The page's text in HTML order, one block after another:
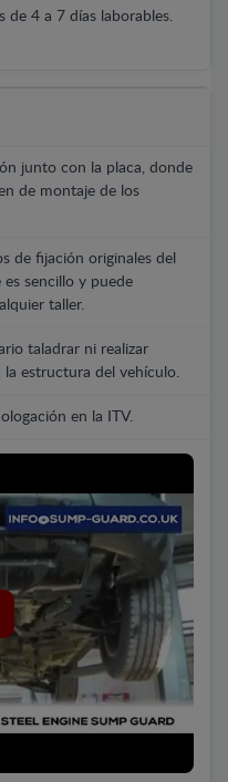
de 4 a 7 días laborables.
junto con la placa, donde
de montaje de los
de fijación originales del
sencillo y puede
taller.
taladrar ni realizar
estructura del vehículo.
en la ITV.